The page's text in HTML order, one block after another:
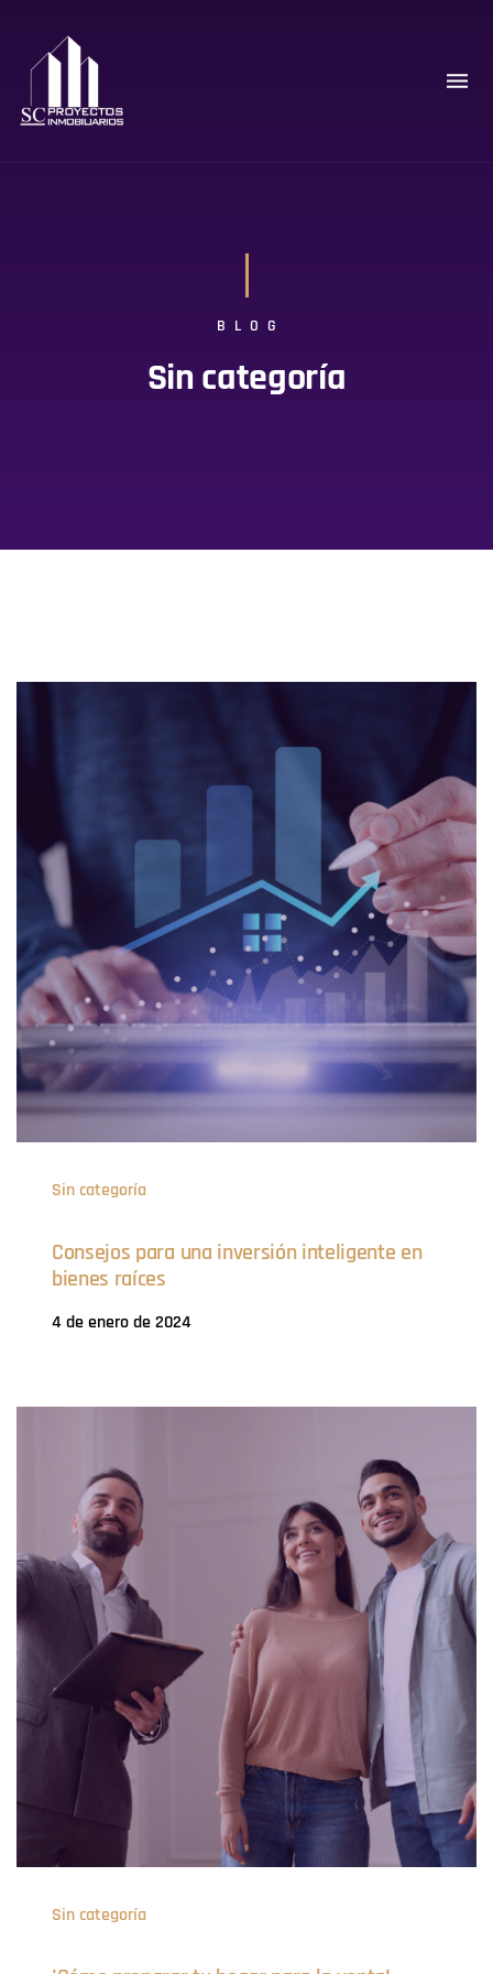
BLOG
Sin categoría
Sin categoría
Consejos para una inversión inteligente en
bienes raíces
4 de enero de 2024
Sin categoría